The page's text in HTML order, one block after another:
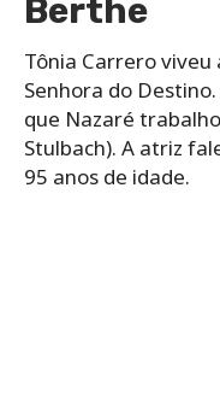
Berthe
Tônia Carrero
Senhora do
que Nazaré
Stulbach). A atriz
95 anos de idade.